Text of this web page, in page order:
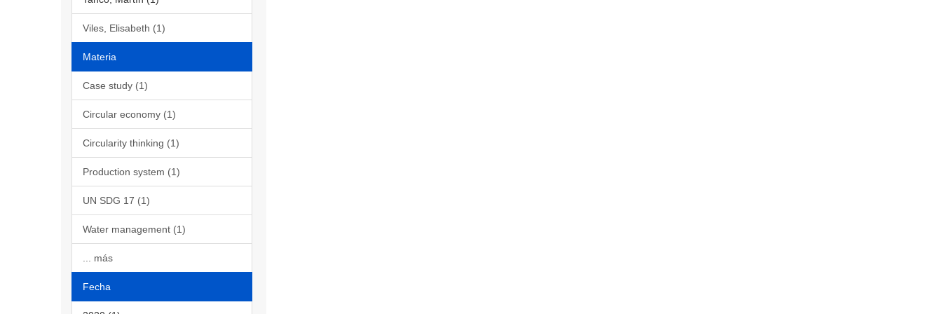
Viles, Elisabeth (1)
Materia
Case study (1)
Circular economy (1)
Circularity thinking (1)
Production system (1)
UN SDG 17 (1)
Water management (1)
... más
Fecha